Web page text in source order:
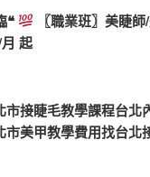
❝
〖職業班〗美睫
起
市接睫毛教學課程台北
市美甲教學費用找台北